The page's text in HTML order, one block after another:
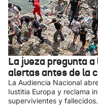
La jueza pregunta
alertas antes de la
La Audiencia Nacional
Iustitia Europa y reclama
supervivientes y fallecidos.